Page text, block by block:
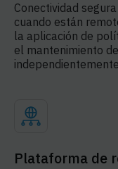
Conectividad
cuando están
la aplicación de
el mantenimiento
Plataforma de